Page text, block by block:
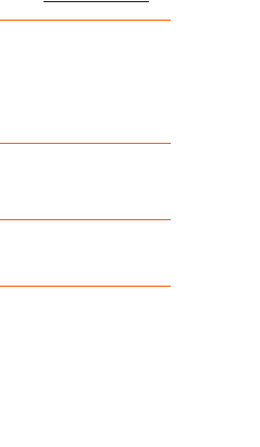
Wyślij